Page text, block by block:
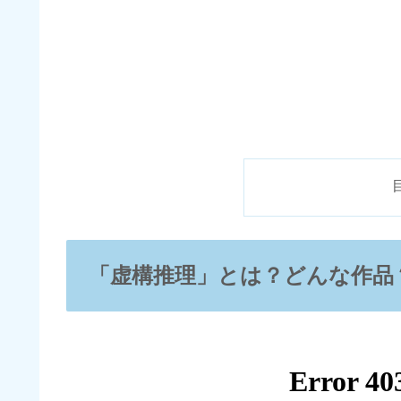
「虚構推理」とは？どんな作品